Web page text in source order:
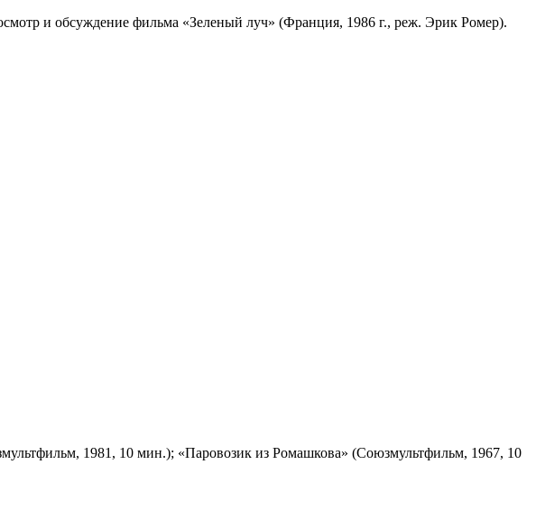
и обсуждение фильма «Зеленый луч» (Франция, 1986 г., реж. Эрик Ромер).
1981, 10 мин.); «Паровозик из Ромашкова» (Союзмультфильм, 1967, 10